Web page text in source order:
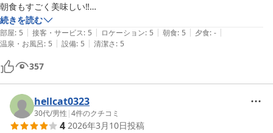
朝食もすごく美味しい‼️
サプライズのケーキも甘さ控えめで、甘党じゃない妻もバクバク食べて
いました。
サプライズは見事に成功し、涙を浮かべていました。
お世話になりありがとうございました。
続きを読む
部屋: 5 | 接客・サービス: 5 | ロケーション: 5 | 朝食: 5 | 夕食: - |
温泉・お風呂: 5 | 設備: 5 | 清潔さ: 5
357
hellcat0323
30代/男性 |4件のクチコミ
4 2026年3月10日投稿